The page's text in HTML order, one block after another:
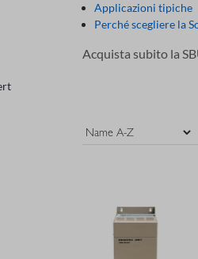
Applicazioni tipiche
Perché scegliere la
Acquista subito la